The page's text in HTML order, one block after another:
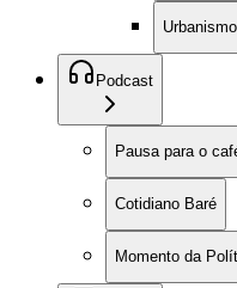
Podcast
Pausa para o
Cotidiano Baré
Momento da